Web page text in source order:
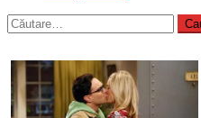
Caută
după: